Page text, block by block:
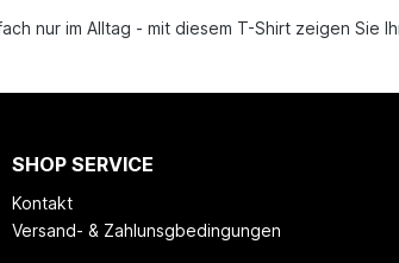
nur im Alltag - mit diesem T-Shirt zeigen Sie
SHOP SERVICE
Kontakt
Versand- & Zahlunsgbedingungen